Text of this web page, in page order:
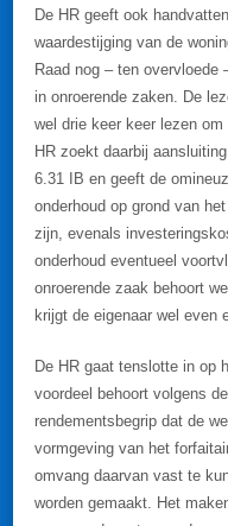
De HR geeft ook
waardestijging van de
Raad nog – ten overvloede
in onroerende zaken. De
wel drie keer keer lezen
HR zoekt daarbij
6.31 IB en geeft de
onderhoud op grond van
zijn, evenals
onderhoud eventueel
onroerende zaak behoort
krijgt de eigenaar wel even
De HR gaat tenslotte in op
voordeel behoort volgens
rendementsbegrip dat de
vormgeving van het
omvang daarvan vast te
worden gemaakt. Het